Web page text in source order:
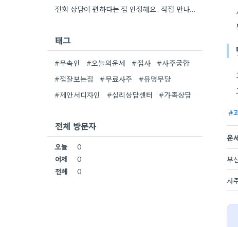
운
부
사
전화 상담이 편하다는 점 인정해요. 직접 만나는 것만큼 깊이 있는 통찰력을 얻기는 어려울 것 같아요.
태그
#무속인 #오늘의운세 #점사
#사주궁합
#점잘보는집
#무료사주
#유명무당
#제안서디자인
#심리상담센터 #가족상담
전체 방문자
오늘
0
어제
0
전체
0